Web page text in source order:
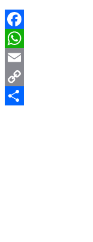
Facebook
WhatsApp
Email
Copy